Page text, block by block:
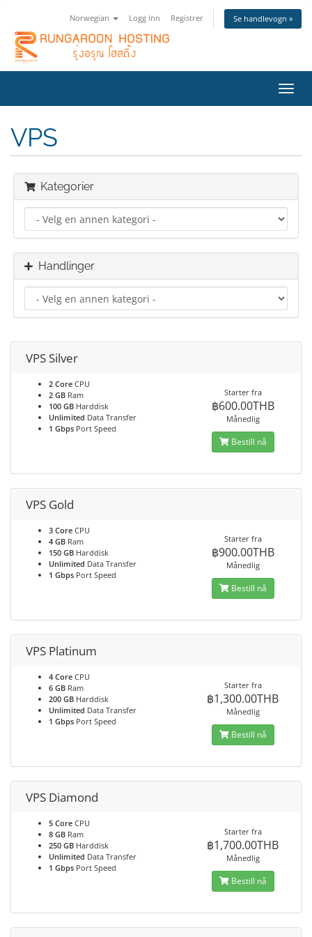
Norwegian Logg inn Registrer Se handlevogn »
Bytt
VPS
Kategorier
Handlinger
VPS Silver
2 Core CPU
2 GB Ram
100 GB Harddisk
Unlimited Data Transfer
1 Gbps Port Speed
Starter fra
฿600.00THB
Månedlig
Bestill nå
VPS Gold
3 Core CPU
4 GB Ram
150 GB Harddisk
Unlimited Data Transfer
1 Gbps Port Speed
Starter fra
฿900.00THB
Månedlig
Bestill nå
VPS Platinum
4 Core CPU
6 GB Ram
200 GB Harddisk
Unlimited Data Transfer
1 Gbps Port Speed
Starter fra
฿1,300.00THB
Månedlig
Bestill nå
VPS Diamond
5 Core CPU
8 GB Ram
250 GB Harddisk
Unlimited Data Transfer
1 Gbps Port Speed
Starter fra
฿1,700.00THB
Månedlig
Bestill nå